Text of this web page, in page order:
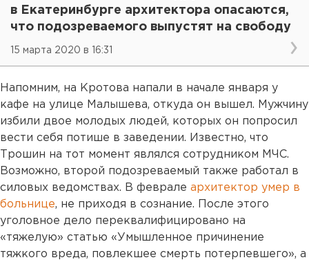
в Екатеринбурге архитектора опасаются,
что подозреваемого выпустят на свободу
15 марта 2020 в 16:31
Напомним, на Кротова напали в начале января у
кафе на улице Малышева, откуда он вышел. Мужчину
избили двое молодых людей, которых он попросил
вести себя потише в заведении. Известно, что
Трошин на тот момент являлся сотрудником МЧС.
Возможно, второй подозреваемый также работал в
силовых ведомствах. В феврале архитектор умер в
больнице, не приходя в сознание. После этого
уголовное дело переквалифицировано на
«тяжелую» статью «Умышленное причинение
тяжкого вреда, повлекшее смерть потерпевшего», а